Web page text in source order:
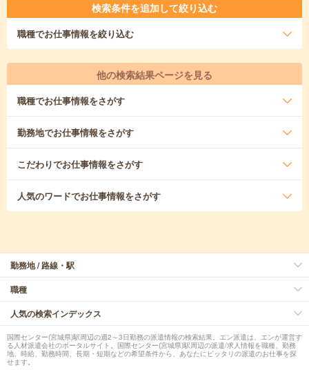
検索条件を追加して絞り込む
職種でお仕事情報を絞り込む
他の検索結果ページを見る
職種でお仕事情報をさがす
勤務地でお仕事情報をさがす
こだわりでお仕事情報をさがす
人気のワードでお仕事情報をさがす
勤務地 / 路線・駅
職種
人気の検索インデックス
国際センター(宮城県)駅周辺の週2～3日勤務の派遣情報の検索結果。エン派遣は、エンが運営す
る人材派遣会社のポータルサイト。国際センター(宮城県)駅周辺の派遣/求人情報を職種、勤務
地、時給、勤務時間、長期・短期などの希望条件から、あなたにピッタリの派遣のお仕事を探
せます。